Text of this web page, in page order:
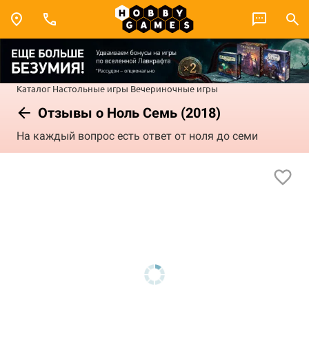
Каталог Настольные игры Вечериночные игры
Отзывы о Ноль Семь (2018)
На каждый вопрос есть ответ от ноля до семи